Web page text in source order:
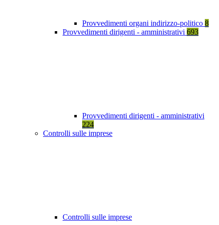
Provvedimenti organi indirizzo-politico 8
Provvedimenti dirigenti - amministrativi 693
Provvedimenti dirigenti - amministrativi
224
Controlli sulle imprese
Controlli sulle imprese